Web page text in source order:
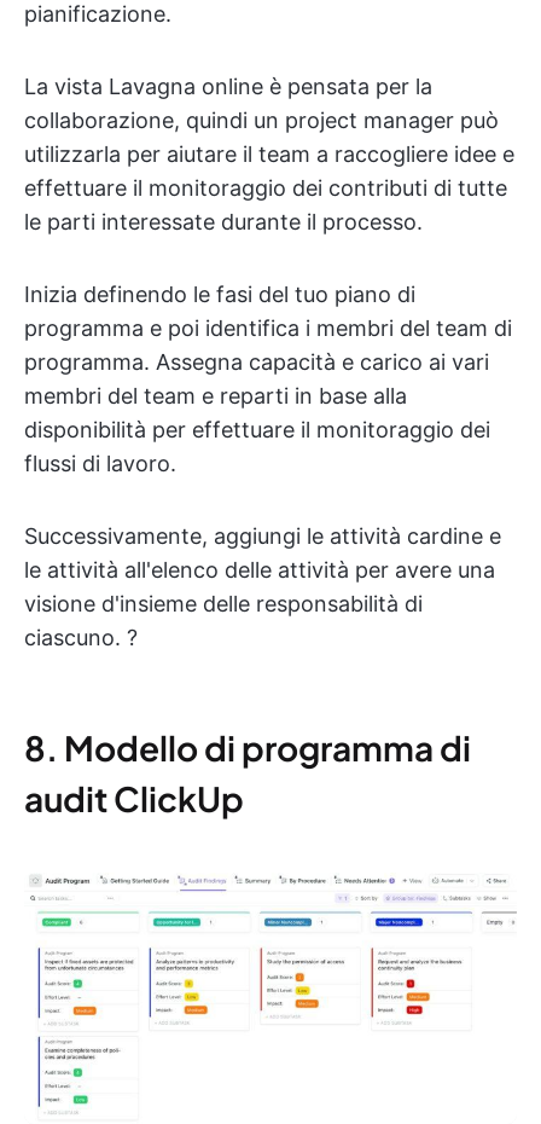
pianificazione.
La vista Lavagna online è pensata per la
collaborazione, quindi un project manager può
utilizzarla per aiutare il team a raccogliere idee e
effettuare il monitoraggio dei contributi di tutte
le parti interessate durante il processo.
Inizia definendo le fasi del tuo piano di
programma e poi identifica i membri del team di
programma. Assegna capacità e carico ai vari
membri del team e reparti in base alla
disponibilità per effettuare il monitoraggio dei
flussi di lavoro.
Successivamente, aggiungi le attività cardine e
le attività all'elenco delle attività per avere una
visione d'insieme delle responsabilità di
ciascuno. ?️
8. Modello di programma di
audit ClickUp